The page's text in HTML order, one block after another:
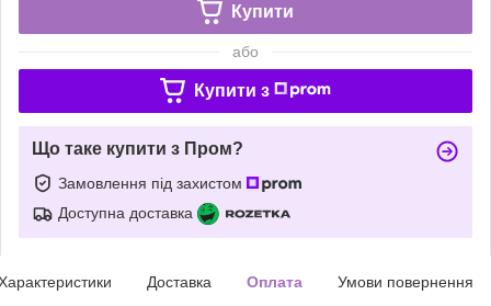
Купити
або
Купити з
Що таке купити з Пром?
Замовлення під захистом
Доступна доставка
Доставка Оплата Умови повернення